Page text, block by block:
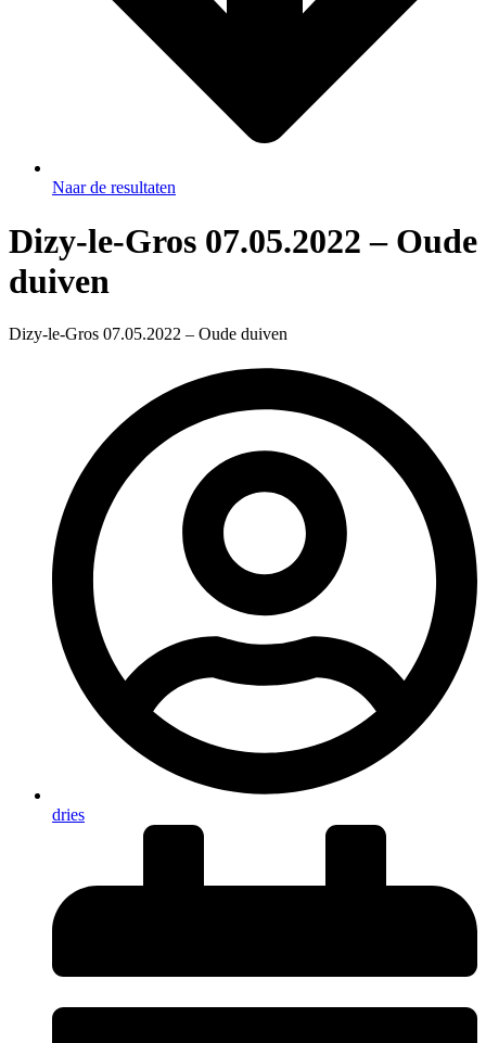
Naar de resultaten
Dizy-le-Gros 07.05.2022 – Oude
duiven
Dizy-le-Gros 07.05.2022 – Oude duiven
dries